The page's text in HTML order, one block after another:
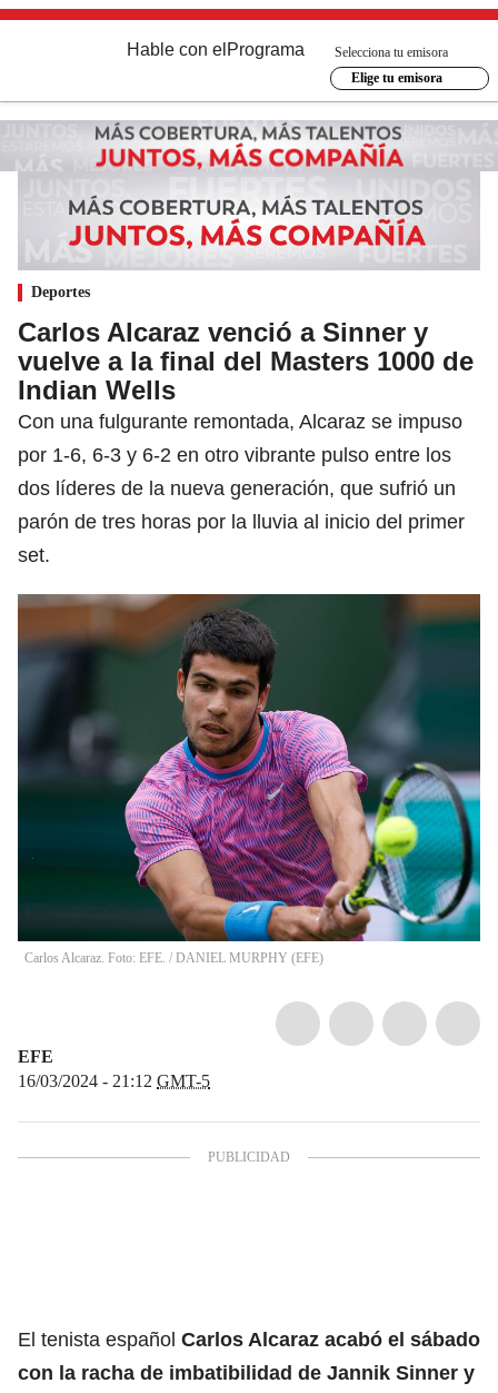
Hable con el Programa
Selecciona tu emisora
Elige tu emisora
Deportes
Carlos Alcaraz venció a Sinner y
vuelve a la final del Masters 1000 de
Indian Wells
Con una fulgurante remontada, Alcaraz se impuso
por 1-6, 6-3 y 6-2 en otro vibrante pulso entre los
dos líderes de la nueva generación, que sufrió un
parón de tres horas por la lluvia al inicio del primer
set.
Carlos Alcaraz. Foto: EFE. / DANIEL MURPHY (EFE)
EFE
16/03/2024 - 21:12 GMT-5
El tenista español Carlos Alcaraz acabó el sábado
con la racha de imbatibilidad de Jannik Sinner y